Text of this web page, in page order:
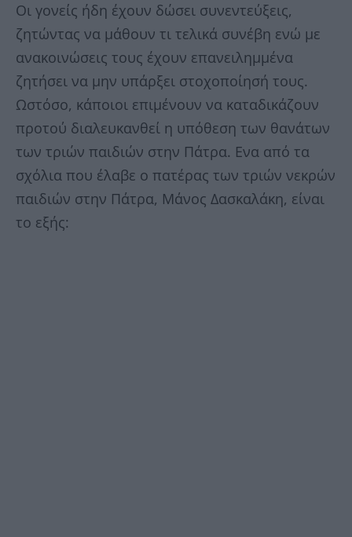
Οι γονείς ήδη έχουν δώσει συνεντεύξεις,
ζητώντας να μάθουν τι τελικά συνέβη ενώ με
ανακοινώσεις τους έχουν επανειλημμένα
ζητήσει να μην υπάρξει στοχοποίησή τους.
Ωστόσο, κάποιοι επιμένουν να καταδικάζουν
προτού διαλευκανθεί η υπόθεση των θανάτων
των τριών παιδιών στην Πάτρα. Ενα από τα
σχόλια που έλαβε ο πατέρας των τριών νεκρών
παιδιών στην Πάτρα, Μάνος Δασκαλάκη, είναι
το εξής: